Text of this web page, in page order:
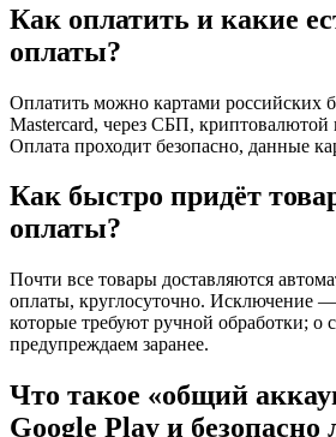
Как оплатить и какие
оплаты?
Оплатить можно картами российских
Mastercard, через СБП,
Оплата проходит безопасно, данные
Как быстро придёт
оплаты?
Почти все товары доставляются
оплаты, круглосуточно. Исключение
которые требуют ручной обработки; о
предупреждаем заранее.
Что такое «общий
Google Play и безопасно